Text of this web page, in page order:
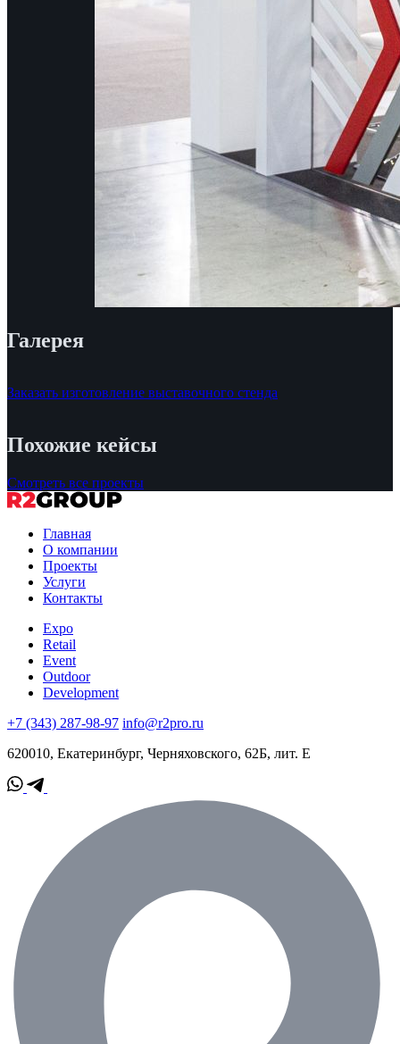
Галерея
Заказать изготовление выставочного стенда
Похожие кейсы
Смотреть все проекты
Главная
О компании
Проекты
Услуги
Контакты
Expo
Retail
Event
Outdoor
Development
+7 (343) 287-98-97 info@r2pro.ru
620010, Екатеринбург, Черняховского, 62Б, лит. Е